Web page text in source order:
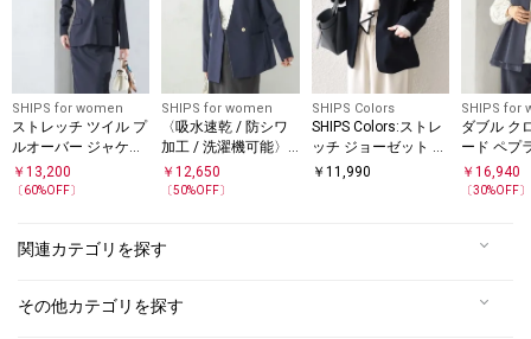
SHIPS for women
ストレッチ ツイル プ
ルオーバー ジャケッ
ト(セットアップ対応)
￥ 13,200
〔60%OFF〕
SHIPS for women
〈吸水速乾 / 防シワ
加工 / 洗濯機可能〉
スーティング ジャー
ジー カラーレス ジャ
￥12,650
〔50%OFF〕
SHIPS Colors
SHIPS Colors:ストレ
ッチ ジョーゼット V
カラージャケット3
￥ 11,990
SHIPS for
ダブル ク
ード ペプ
（セレモ
可）
￥16,940
〔30%OFF〕
関連カテゴリを探す
その他カテゴリを探す